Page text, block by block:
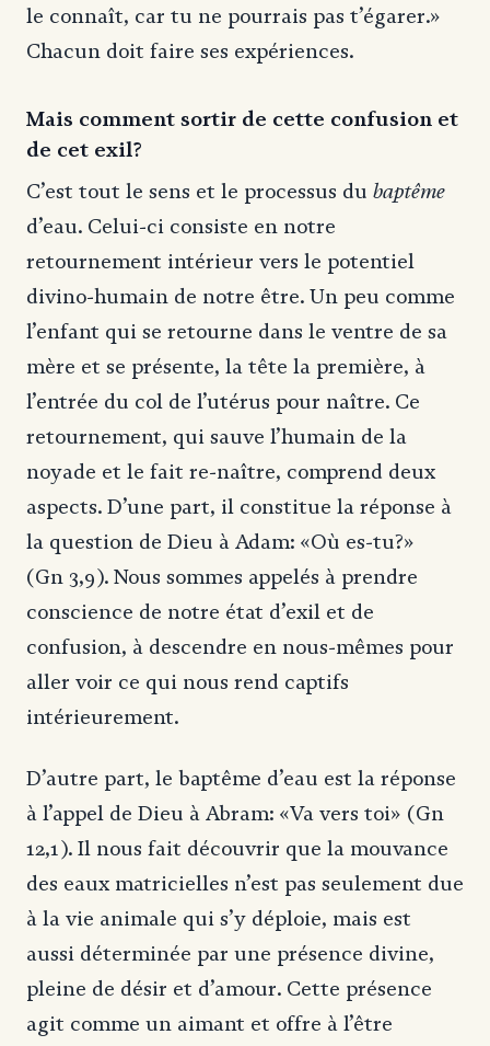
le connaît, car tu ne pourrais pas t’égarer.»
Chacun doit faire ses expériences.
Mais comment sortir de cette confusion et
de cet exil?
C’est tout le sens et le processus du baptême
d’eau. Celui-ci consiste en notre
retournement intérieur vers le potentiel
divino-humain de notre être. Un peu comme
l’enfant qui se retourne dans le ventre de sa
mère et se présente, la tête la première, à
l’entrée du col de l’utérus pour naître. Ce
retournement, qui sauve l’humain de la
noyade et le fait re-naître, comprend deux
aspects. D’une part, il constitue la réponse à
la question de Dieu à Adam: «Où es-tu?»
(Gn 3,9). Nous sommes appelés à prendre
conscience de notre état d’exil et de
confusion, à descendre en nous-mêmes pour
aller voir ce qui nous rend captifs
intérieurement.
D’autre part, le baptême d’eau est la réponse
à l’appel de Dieu à Abram: «Va vers toi» (Gn
12,1). Il nous fait découvrir que la mouvance
des eaux matricielles n’est pas seulement due
à la vie animale qui s’y déploie, mais est
aussi déterminée par une présence divine,
pleine de désir et d’amour. Cette présence
agit comme un aimant et offre à l’être